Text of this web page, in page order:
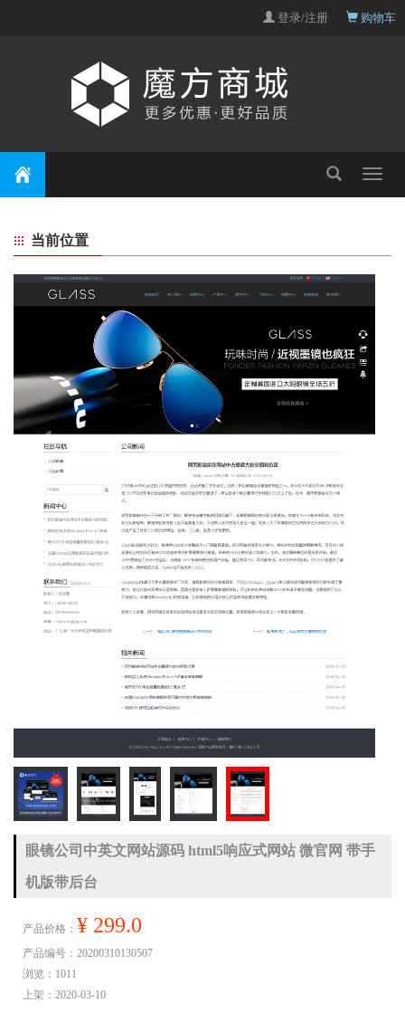
购物车
登录/注册
Toggle
当前位置
眼镜公司中英文网站源码 html5响应式网站 微官网 带手
机版带后台
产品价格： ¥ 299.0
产品编号：20200310130507
浏览：1011
上架：2020-03-10